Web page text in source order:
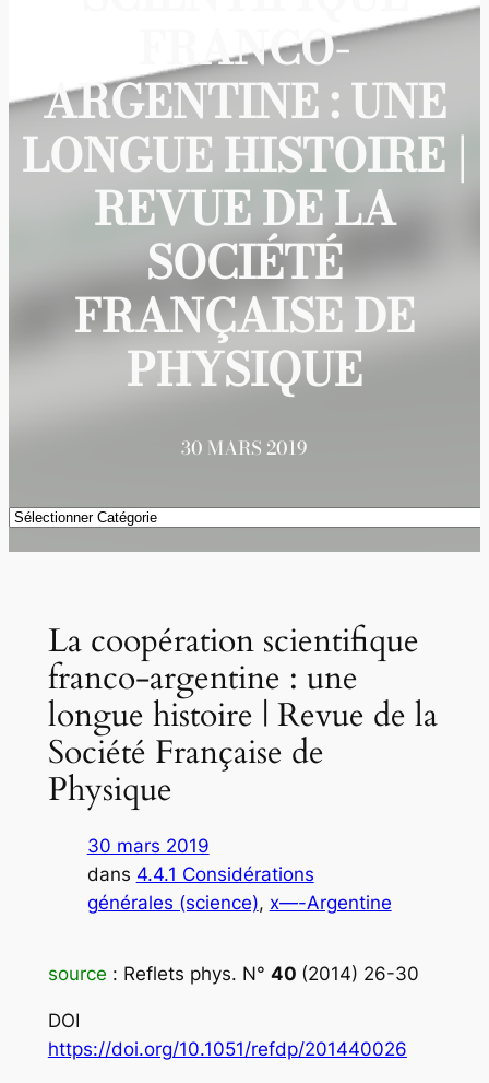
FRANCO-
ARGENTINE : UNE
LONGUE HISTOIRE |
REVUE DE LA
SOCIÉTÉ
FRANÇAISE DE
PHYSIQUE
30 MARS 2019
Catégories
La coopération scientifique
franco-argentine : une
longue histoire | Revue de la
Société Française de
Physique
30 mars 2019
dans 4.4.1 Considérations
générales (science), x—-Argentine
source : Reflets phys. N° 40 (2014) 26-30
DOI
https://doi.org/10.1051/refdp/201440026